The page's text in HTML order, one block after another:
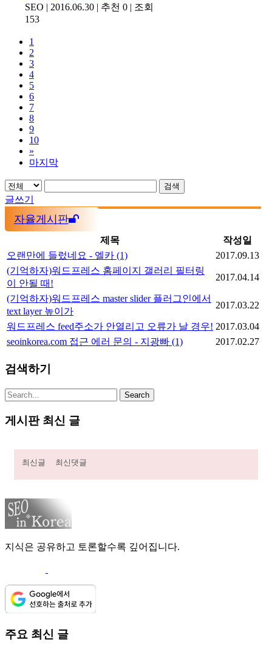
SEO | 2016.06.30 | 추천 0 | 조회
153
1
2
3
4
5
6
7
8
9
10
»
마지막
검색
글쓰기
자율게시판
제목
작성일
오랜만에 들렀네요 - 엘카 (1)
2017.09.13
(기억하자)워드프레스 홈페이지 갤러리 필터링
이 안될 때!
2017.04.14
(기억하자)워드프레스 master slider 플러그인에서
text layer 높이가
2017.03.22
워드프레스 feed주소가 안열리고 오류가 날 경우! 2017.03.04
seoinkorea.com 접근 에러 문의 - 지광빠 (1) 2017.02.27
검색하기
게시판 최신 글
최신글 최신댓글
지식은 공유하고 토론할수록 깊어집니다.
주요 최신 글